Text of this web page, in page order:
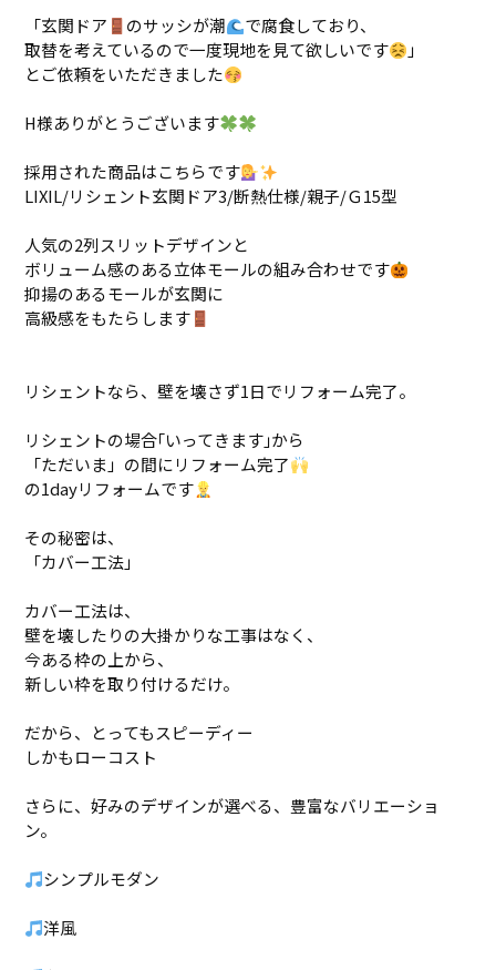
「玄関ドア のサッシが潮
で腐食しており、
取替を考えているので一度現地を見て欲しいです
」
とご依頼をいただきました
H様ありがとうございます
採用された商品はこちらです
LIXIL/リシェント玄関ドア3/断熱仕様/親子/Ｇ15型
人気の2列スリットデザインと
ボリューム感のある立体モールの組み合わせです
抑揚のあるモールが玄関に
高級感をもたらします
リシェントなら、壁を壊さず1日でリフォーム完了。
リシェントの場合｢いってきます｣から
「ただいま」の間にリフォーム完了
の1dayリフォームです
その秘密は、
「カバー工法」
カバー工法は、
壁を壊したりの大掛かりな工事はなく、
今ある枠の上から、
新しい枠を取り付けるだけ。
だから、とってもスピーディー
しかもローコスト
さらに、好みのデザインが選べる、豊富なバリエーショ
ン。
シンプルモダン
洋風